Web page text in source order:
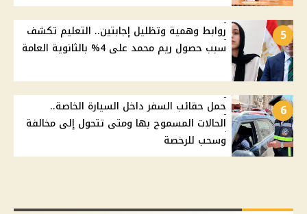
5
روابط وهمية وتظليل إجابتين.. التعليم تكشف
سبب حصول ريم محمد على 4% بالثانوية العامة
6
حمل حقائب السفر داخل السيارة الخاصة..
الحالات المسموح بها ومتى تتحول إلى مخالفة
وسحب للرخصة